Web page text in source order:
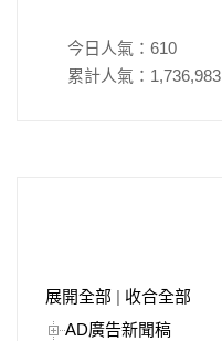
今日人氣： 610
累計人氣： 1,736,983
展開全部 | 收合全部
AD廣告新聞稿